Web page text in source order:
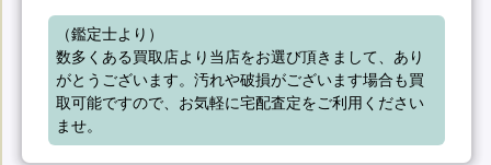
（鑑定士より）
数多くある買取店より当店をお選び頂きまして、あり
がとうございます。汚れや破損がございます場合も買
取可能ですので、お気軽に宅配査定をご利用ください
ませ。